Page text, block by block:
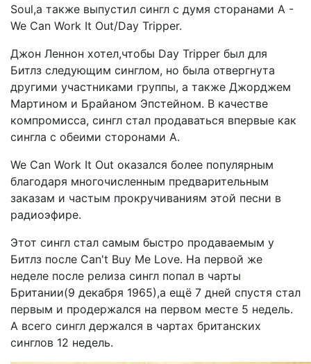
Soul,а также выпустил сингл с думя сторанами A -
We Can Work It Out/Day Tripper.
Джон Леннон хотел,чтобы Day Tripper был для
Битлз следующим синглом, но была отвергнута
другими участниками группы, а также Джорджем
Мартином и Брайаном Эпстейном. В качестве
компромисса, сингл стал продаваться впервые как
сингла с обеими сторонами A.
We Can Work It Out оказался более популярным
благодаря многочисленным предварительным
заказам и частым прокручиваниям этой песни в
радиоэфире.
Этот сингл стал самым быстро продаваемым у
Битлз после Can't Buy Me Love. На первой же
неделе после релиза сингл попал в чарты
Британии(9 декабря 1965),а ещё 7 дней спустя стал
первым и продержался на первом месте 5 недель.
А всего сингл держался в чартах британских
синглов 12 недель.